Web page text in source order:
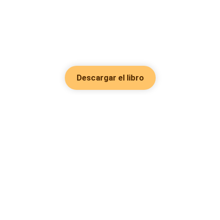
Descargar el libro